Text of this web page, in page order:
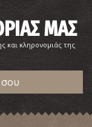
ΜΑΣ
και κληρονομιάς της
σου